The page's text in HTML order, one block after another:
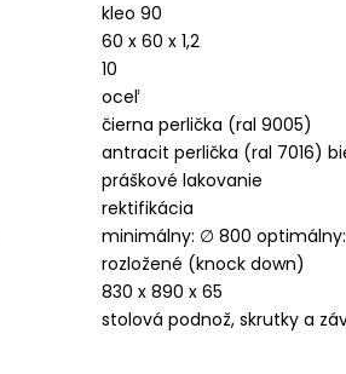
kleo 90
60 x 60 x 1,2
10
oceľ
čierna perlička (ral 9005)
antracit perlička (ral 7016)
práškové lakovanie
rektifikácia
minimálny: ∅ 800
rozložené (knock down)
830 x 890 x 65
stolová podnož, skrutky a